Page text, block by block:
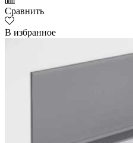
Сравнить
В избранное